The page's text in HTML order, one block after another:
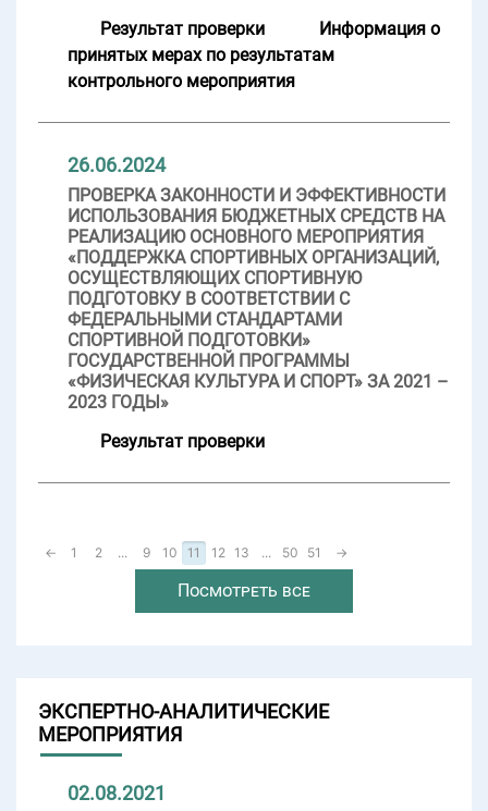
Результат проверки
Информация о
принятых мерах по результатам
контрольного мероприятия
26.06.2024
ПРОВЕРКА ЗАКОННОСТИ И ЭФФЕКТИВНОСТИ
ИСПОЛЬЗОВАНИЯ БЮДЖЕТНЫХ СРЕДСТВ НА
РЕАЛИЗАЦИЮ ОСНОВНОГО МЕРОПРИЯТИЯ
«ПОДДЕРЖКА СПОРТИВНЫХ ОРГАНИЗАЦИЙ,
ОСУЩЕСТВЛЯЮЩИХ СПОРТИВНУЮ
ПОДГОТОВКУ В СООТВЕТСТВИИ С
ФЕДЕРАЛЬНЫМИ СТАНДАРТАМИ
СПОРТИВНОЙ ПОДГОТОВКИ»
ГОСУДАРСТВЕННОЙ ПРОГРАММЫ
«ФИЗИЧЕСКАЯ КУЛЬТУРА И СПОРТ» ЗА 2021 –
2023 ГОДЫ»
Результат проверки
← 1 2 ... 9 10 11 12 13 ... 50 51 →
Посмотреть все
ЭКСПЕРТНО-АНАЛИТИЧЕСКИЕ
МЕРОПРИЯТИЯ
02.08.2021